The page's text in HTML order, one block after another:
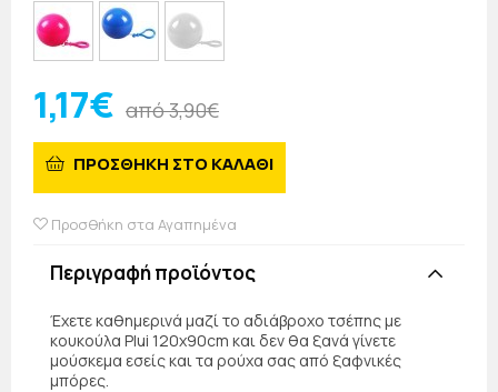
1,17€ από 3,90€
ΠΡΟΣΘΗΚΗ ΣΤΟ ΚΑΛΑΘΙ
Προσθήκη στα Αγαπημένα
Περιγραφή προϊόντος
Έχετε καθημερινά μαζί το αδιάβροχο τσέπης με
κουκούλα Plui 120x90cm και δεν θα ξανά γίνετε
μούσκεμα εσείς και τα ρούχα σας από ξαφνικές
μπόρες.